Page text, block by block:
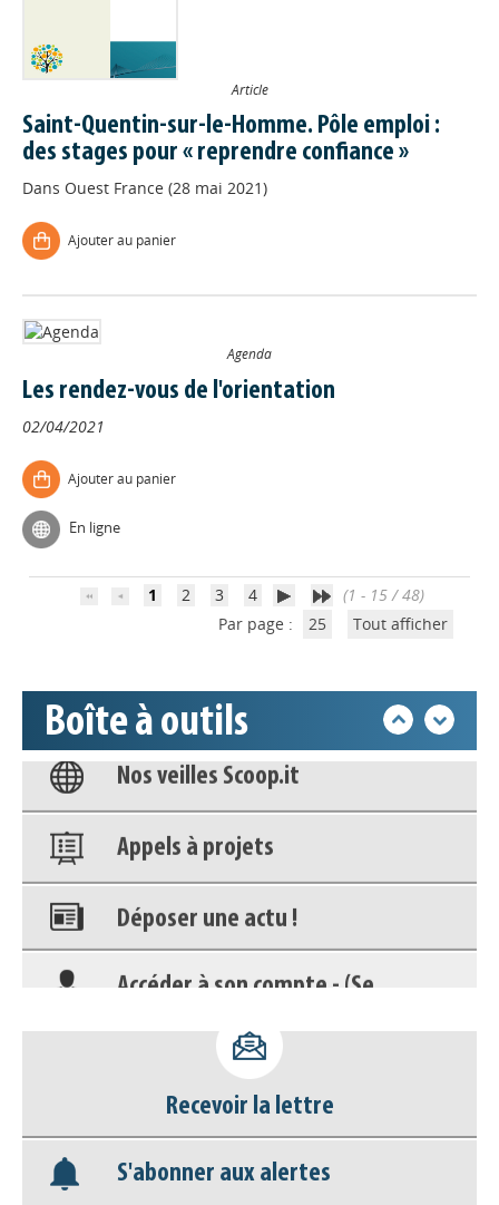
Article
Saint-Quentin-sur-le-Homme. Pôle emploi :
des stages pour « reprendre confiance »
Dans Ouest France (28 mai 2021)
Ajouter au panier
Agenda
Les rendez-vous de l'orientation
02/04/2021
Ajouter au panier
En ligne
1 2 3 4
(1 - 15 / 48)
Par page :
25 Tout afficher
Boîte à outils
Accéder à son compte - (Se
déconnecter)
Nos veilles Scoop.it
Accéder à son compte - (Se
Base documentaire
Nos veilles Scoop.it
Appels à projets
Recevoir la lettre
S'abonner aux alertes